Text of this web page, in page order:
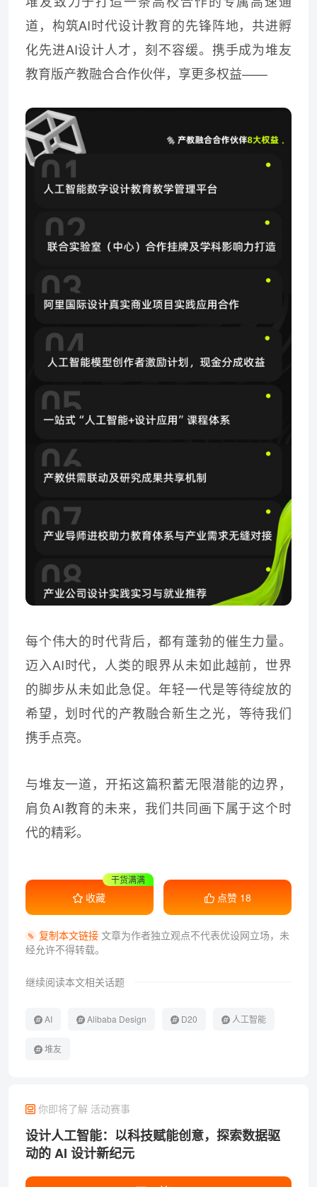
道，构筑AI时代设计教育的先锋阵地，共进孵
化先进AI设计人才，刻不容缓。携手成为堆友
教育版产教融合合作伙伴，享更多权益——
每个伟大的时代背后，都有蓬勃的催生力量。
迈入AI时代，人类的眼界从未如此越前，世界
的脚步从未如此急促。年轻一代是等待绽放的
希望，划时代的产教融合新生之光，等待我们
携手点亮。
与堆友一道，开拓这篇积蓄无限潜能的边界，
肩负AI教育的未来，我们共同画下属于这个时
代的精彩。
收藏
干货满满
收藏学习
点赞 18
复制本文链接文章为作者独立观点不代表优设网立场， 未
经允许不得转载。
继续阅读本文相关话题
AI Alibaba Design D20 人工智能
堆友
你即将了解 活动赛事
设计人工智能：以科技赋能创意，探索数据驱
动的 AI 设计新纪元